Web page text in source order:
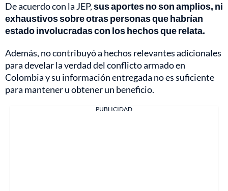
De acuerdo con la JEP,sus aportes no son amplios, ni
exhaustivos sobre otras personas que habrían
estado involucradas con los hechos que relata.
Además, no contribuyó a hechos relevantes adicionales
para develar la verdad del conflicto armado en
Colombia y su información entregada no es suficiente
para mantener u obtener un beneficio.
PUBLICIDAD